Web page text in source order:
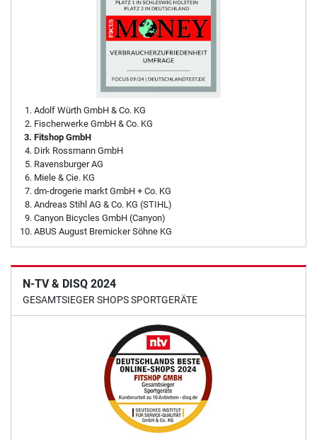
Adolf Würth GmbH & Co. KG
Fischerwerke GmbH & Co. KG
Fitshop GmbH
Dirk Rossmann GmbH
Ravensburger AG
Miele & Cie. KG
dm-drogerie markt GmbH + Co. KG
Andreas Stihl AG & Co. KG (STIHL)
Canyon Bicycles GmbH (Canyon)
ABUS August Bremicker Söhne KG
N-TV & DISQ 2024
GESAMTSIEGER SHOPS SPORTGERÄTE